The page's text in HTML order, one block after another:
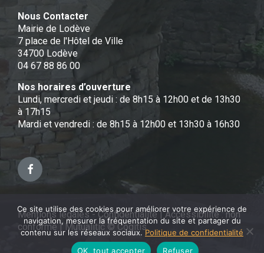
Nous Contacter
Mairie de Lodève
7 place de l'Hôtel de Ville
34700 Lodève
04 67 88 86 00
Nos horaires d’ouverture
Lundi, mercredi et jeudi : de 8h15 à 12h00 et de 13h30
à 17h15
Mardi et vendredi : de 8h15 à 12h00 et 13h30 à 16h30
Facebook
Mentions légales - Confidentialité|Accessibilité : non
conforme| Mutualitic © Cogitis
Ce site utilise des cookies pour améliorer votre expérience de
navigation, mesurer la fréquentation du site et partager du
contenu sur les réseaux sociaux.Politique de confidentialité
OK, tout accepter
Refuser